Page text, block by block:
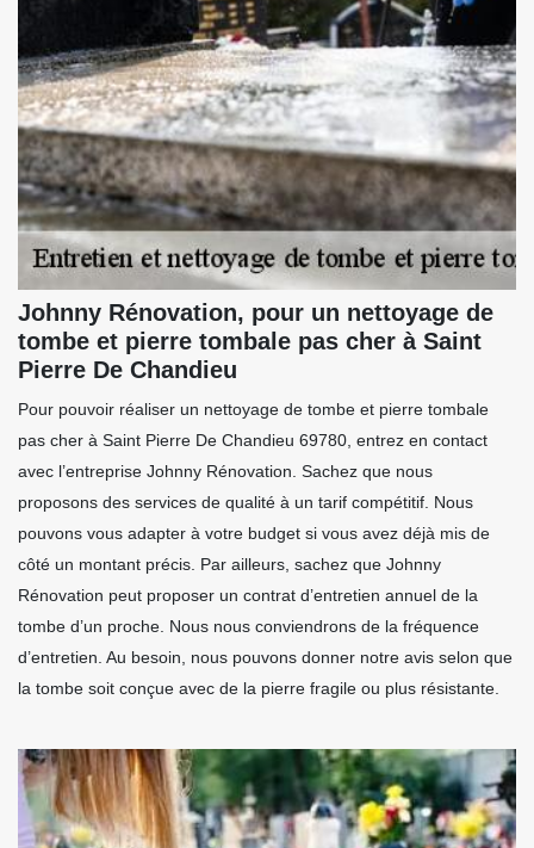
Johnny Rénovation, pour un nettoyage de
tombe et pierre tombale pas cher à Saint
Pierre De Chandieu
Pour pouvoir réaliser un nettoyage de tombe et pierre tombale
pas cher à Saint Pierre De Chandieu 69780, entrez en contact
avec l’entreprise Johnny Rénovation. Sachez que nous
proposons des services de qualité à un tarif compétitif. Nous
pouvons vous adapter à votre budget si vous avez déjà mis de
côté un montant précis. Par ailleurs, sachez que Johnny
Rénovation peut proposer un contrat d’entretien annuel de la
tombe d’un proche. Nous nous conviendrons de la fréquence
d’entretien. Au besoin, nous pouvons donner notre avis selon que
la tombe soit conçue avec de la pierre fragile ou plus résistante.